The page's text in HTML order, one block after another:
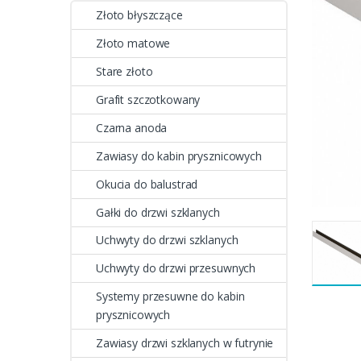
Złoto błyszczące
Złoto matowe
Stare złoto
Grafit szczotkowany
Czarna anoda
Zawiasy do kabin prysznicowych
Okucia do balustrad
Gałki do drzwi szklanych
Uchwyty do drzwi szklanych
Uchwyty do drzwi przesuwnych
Systemy przesuwne do kabin
prysznicowych
Zawiasy drzwi szklanych w futrynie